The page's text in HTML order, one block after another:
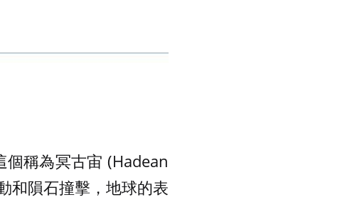
稱為冥古宙 (Hadean
和隕石撞擊，地球的表